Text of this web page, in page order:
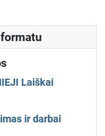
Laiškai
ir darbai